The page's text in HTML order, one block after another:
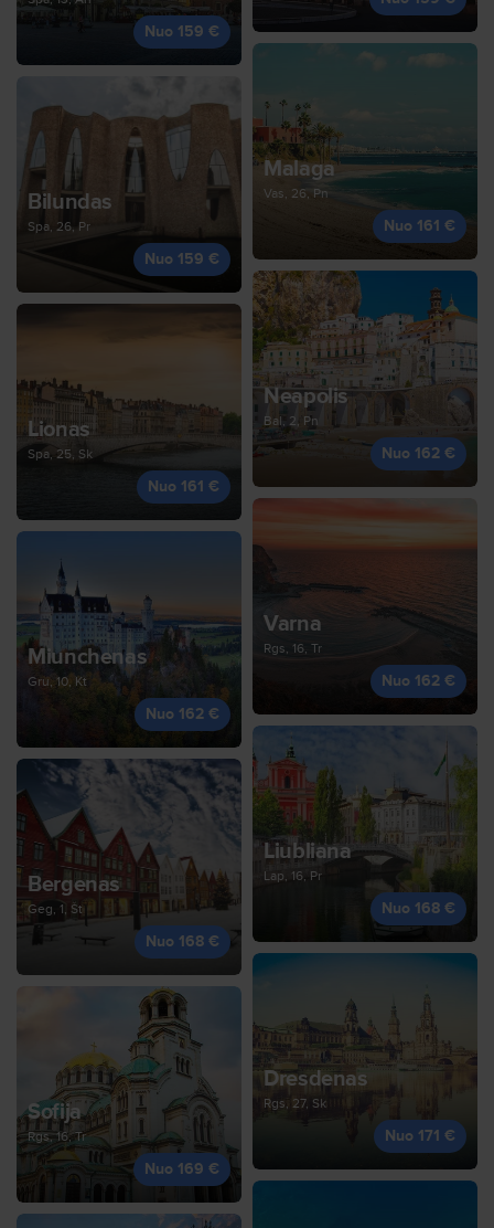
Nuo 159 €
Bilundas
Spa, 26, Pr
Nuo 159 €
Malaga
Vas, 26, Pn
Nuo 161 €
Lionas
Spa, 25, Sk
Nuo 161 €
Neapolis
Bal, 2, Pn
Nuo 162 €
Miunchenas
Gru, 10, Kt
Nuo 162 €
Varna
Rgs, 16, Tr
Nuo 162 €
Bergenas
Geg, 1, Št
Nuo 168 €
Liubliana
Lap, 16, Pr
Nuo 168 €
Sofija
Rgs, 16, Tr
Nuo 169 €
Dresdenas
Rgs, 27, Sk
Nuo 171 €